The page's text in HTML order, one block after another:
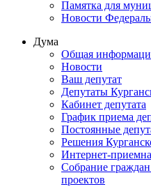
Памятка для
Новости
Дума
Общая
Новости
Ваш депутат
Депутаты
Кабинет депутата
График приема
Постоянные
Решения
Интернет-
Собрание
проектов